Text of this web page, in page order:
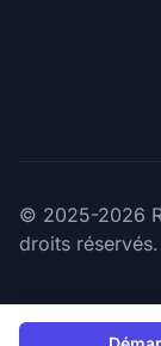
© 2025-2026
droits réservés.